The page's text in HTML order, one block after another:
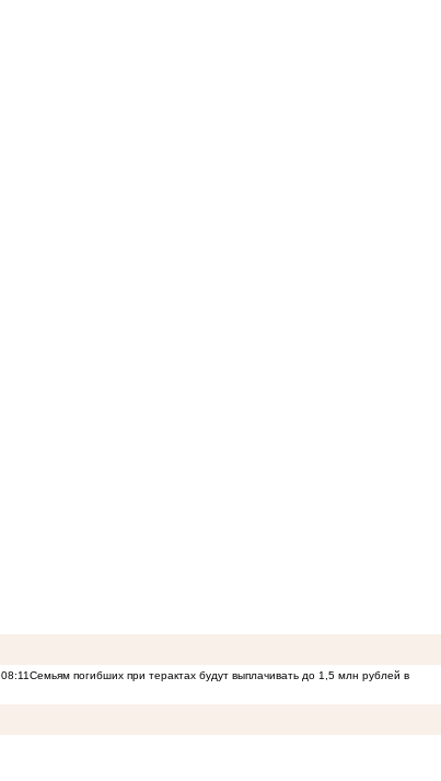
08:11Семьям погибших при терактах будут выплачивать до 1,5 млн рублей в